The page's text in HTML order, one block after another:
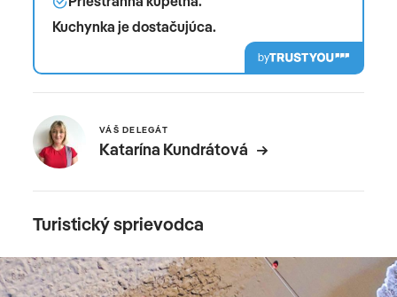
Kuchynka je dostačujúca.
by
VÁŠ DELEGÁT
Katarína Kundrátová
Turistický sprievodca